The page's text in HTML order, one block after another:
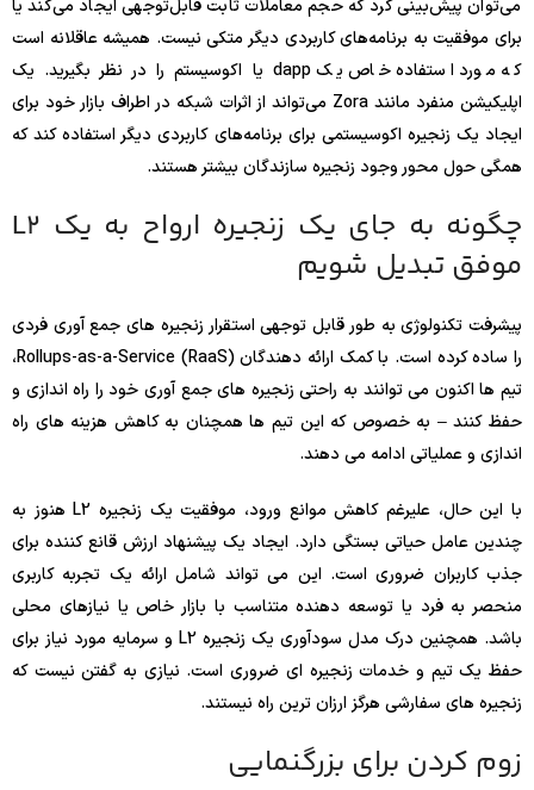
می‌توان پیش‌بینی کرد که حجم معاملات ثابت قابل‌توجهی ایجاد می‌کند یا
برای موفقیت به برنامه‌های کاربردی دیگر متکی نیست. همیشه عاقلانه است
که مورد استفاده خاص یک dapp یا اکوسیستم را در نظر بگیرید. یک
اپلیکیشن منفرد مانند Zora می‌تواند از اثرات شبکه در اطراف بازار خود برای
ایجاد یک زنجیره اکوسیستمی برای برنامه‌های کاربردی دیگر استفاده کند که
همگی حول محور وجود زنجیره سازندگان بیشتر هستند.
چگونه به جای یک زنجیره ارواح به یک L2
موفق تبدیل شویم
پیشرفت تکنولوژی به طور قابل توجهی استقرار زنجیره های جمع آوری فردی
را ساده کرده است. با کمک ارائه دهندگان Rollups-as-a-Service (RaaS)،
تیم ها اکنون می توانند به راحتی زنجیره های جمع آوری خود را راه اندازی و
حفظ کنند – به خصوص که این تیم ها همچنان به کاهش هزینه های راه
اندازی و عملیاتی ادامه می دهند.
با این حال، علیرغم کاهش موانع ورود، موفقیت یک زنجیره L2 هنوز به
چندین عامل حیاتی بستگی دارد. ایجاد یک پیشنهاد ارزش قانع کننده برای
جذب کاربران ضروری است. این می تواند شامل ارائه یک تجربه کاربری
منحصر به فرد یا توسعه دهنده متناسب با بازار خاص یا نیازهای محلی
باشد. همچنین درک مدل سودآوری یک زنجیره L2 و سرمایه مورد نیاز برای
حفظ یک تیم و خدمات زنجیره ای ضروری است. نیازی به گفتن نیست که
زنجیره های سفارشی هرگز ارزان ترین راه نیستند.
زوم کردن برای بزرگنمایی